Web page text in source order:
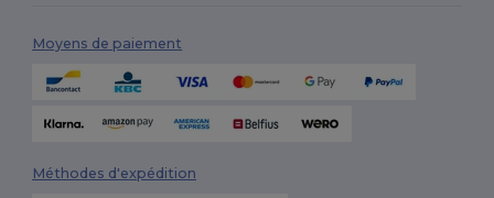
Moyens de paiement
Méthodes d'expédition